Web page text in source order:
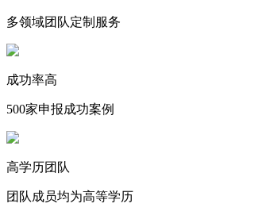
多领域团队定制服务
成功率高
500家申报成功案例
高学历团队
团队成员均为高等学历